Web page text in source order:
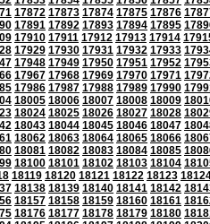
17872 17873 17874 17875 17876
17891 17892 17893 17894 17895
17910 17911 17912 17913 17914
17929 17930 17931 17932 17933
17948 17949 17950 17951 17952
17967 17968 17969 17970 17971
17986 17987 17988 17989 17990
18005 18006 18007 18008 18009
18024 18025 18026 18027 18028
18043 18044 18045 18046 18047
18062 18063 18064 18065 18066
18081 18082 18083 18084 18085
18100 18101 18102 18103 18104
18119 18120 18121 18122 18123
18138 18139 18140 18141 18142
18157 18158 18159 18160 18161
18176 18177 18178 18179 18180